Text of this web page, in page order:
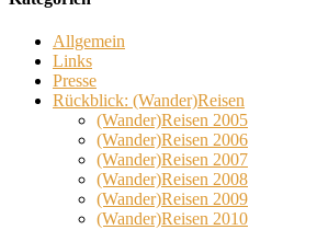
Allgemein
Links
Presse
Rückblick: (Wander)Reisen
(Wander)Reisen 2005
(Wander)Reisen 2006
(Wander)Reisen 2007
(Wander)Reisen 2008
(Wander)Reisen 2009
(Wander)Reisen 2010